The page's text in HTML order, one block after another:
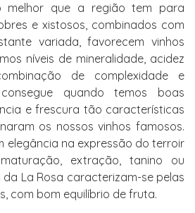
que a região tem para
e xistosos, combinados com
variada, favorecem vinhos
níveis de mineralidade, acidez
de complexidade e
quando temos boas
e frescura tão características
os nossos vinhos famosos.
elegância na expressão do terroir
extração, tanino ou
La Rosa caracterizam-se pelas
com bom equilíbrio de fruta.